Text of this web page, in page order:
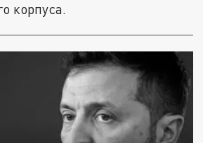
корпуса.